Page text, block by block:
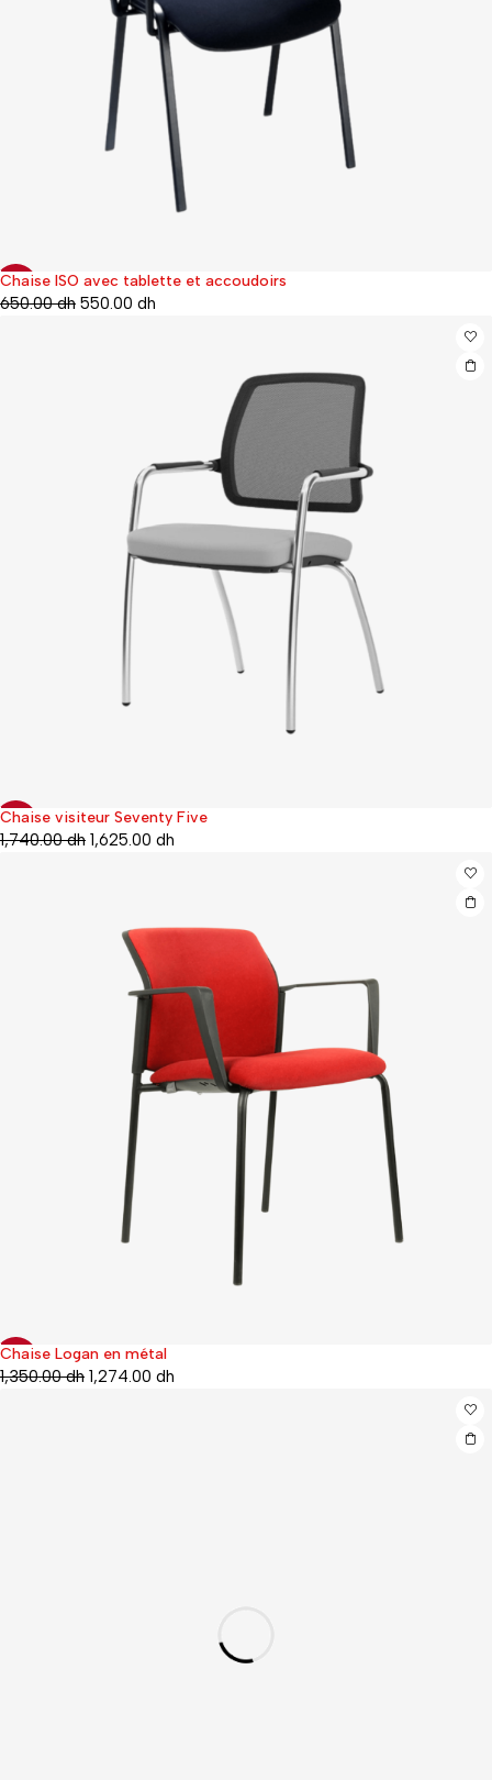
15%
Chaise ISO avec tablette et accoudoirs
650.00dh 550.00 dh
-7%
Chaise visiteur Seventy Five
1,740.00dh 1,625.00 dh
-6%
Chaise Logan en métal
1,350.00dh 1,274.00 dh